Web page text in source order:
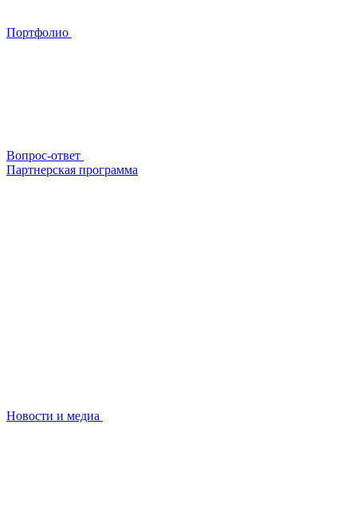
Портфолио
Вопрос-ответ
Партнерская программа
Новости и медиа